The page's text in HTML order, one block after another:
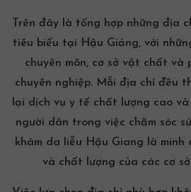
Trên đây là tổng hợp những địa
tiêu biểu tại Hậu Giảng, với
chuyên môn, cơ sở vật chất và
chuyên nghiệp. Mỗi địa chỉ đều
lại dịch vụ y tế chất lượng cao
người dân trong việc chăm sóc
khám da liễu Hậu Giang là minh
và chất lượng của các cơ